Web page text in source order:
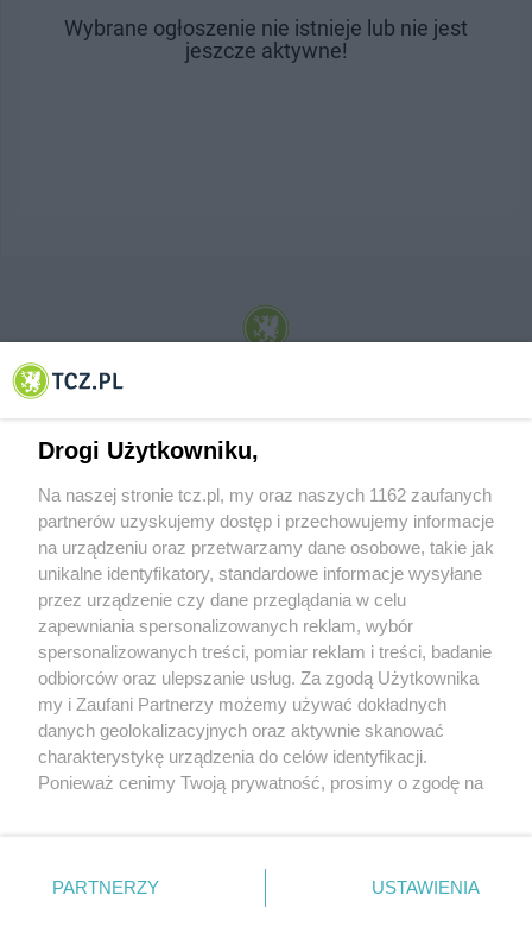
Wybrane ogłoszenie nie istnieje lub nie jest
jeszcze aktywne!
© 2001-2026 Tczew - TCZ.PL Sp. z o.o. Internetowy Serwis Informacyjny Miasta
O FIRMIE POLITYKA PRYWATNOŚCI HOSTING
REKLAMA WSPÓŁPRACA RSS FACEBOOK KONTAKT
Nasze serwisy
Aktualności
Tcz24
Historia miasta
Muzyka i kultura
Archiwum wydarzeń
Zdjęcia miasta
Drogi Użytkowniku,
Na naszej stronie tcz.pl, my oraz naszych 1162 zaufanych
partnerów uzyskujemy dostęp i przechowujemy informacje
na urządzeniu oraz przetwarzamy dane osobowe, takie jak
unikalne identyfikatory, standardowe informacje wysyłane
przez urządzenie czy dane przeglądania w celu
zapewniania spersonalizowanych reklam, wybór
spersonalizowanych treści, pomiar reklam i treści, badanie
odbiorców oraz ulepszanie usług. Za zgodą Użytkownika
my i Zaufani Partnerzy możemy używać dokładnych
danych geolokalizacyjnych oraz aktywnie skanować
charakterystykę urządzenia do celów identyfikacji.
Ponieważ cenimy Twoją prywatność, prosimy o zgodę na
znajdujący się w lewym dolnym rogu strony
. Niektóre
PARTNERZY USTAWIENIA